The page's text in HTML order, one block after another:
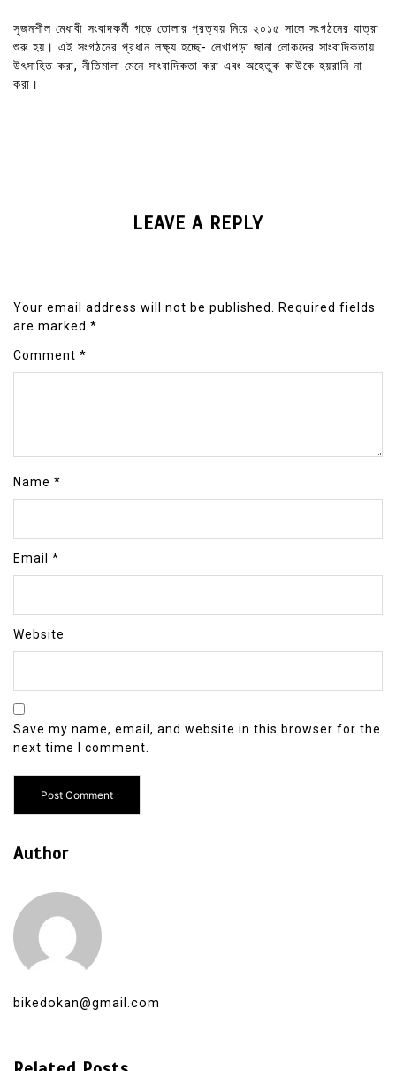
সৃজনশীল মেধাবী সংবাদকর্মী গড়ে তোলার প্রত্যয় নিয়ে ২০১৫ সালে সংগঠনের যাত্রা
শুরু হয়। এই সংগঠনের প্রধান লক্ষ্য হচ্ছে- লেখাপড়া জানা লোকদের সাংবাদিকতায়
উৎসাহিত করা, নীতিমালা মেনে সাংবাদিকতা করা এবং অহেতুক কাউকে হয়রানি না
করা।
LEAVE A REPLY
Your email address will not be published.
Required fields
are marked *
Comment *
Name *
Email *
Website
Save my name, email, and website in this browser for the
next time I comment.
Author
bikedokan@gmail.com